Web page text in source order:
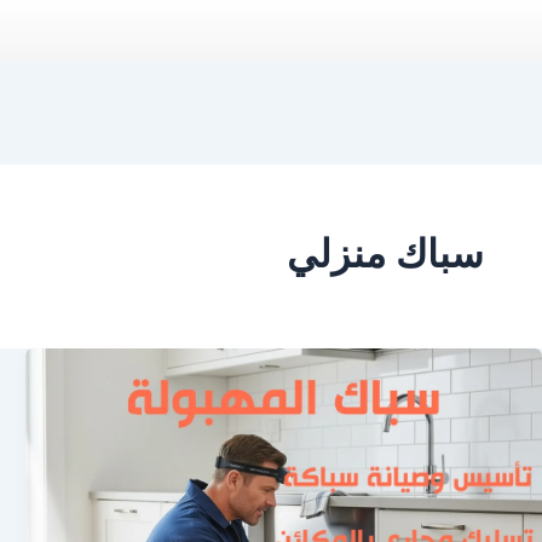
سباك منزلي